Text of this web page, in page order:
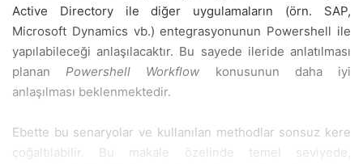
Active Directory ile diğer uygulamaların (örn. SAP,
Microsoft Dynamics vb.) entegrasyonunun Powershell ile
yapılabileceği anlaşılacaktır. Bu sayede ileride anlatılması
plananPowershell Workflow konusunun daha iyi
anlaşılması beklenmektedir.
Ebette bu senaryolar ve kullanılan methodlar sonsuz kere
çoğaltılabilir. Bu makale özelinde temel seviyede,